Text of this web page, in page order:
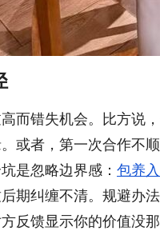
而错失机会。比方说
或者，第一次合作不
是忽略边界感： 包养
期纠缠不清。规避办
反馈显示你的价值没